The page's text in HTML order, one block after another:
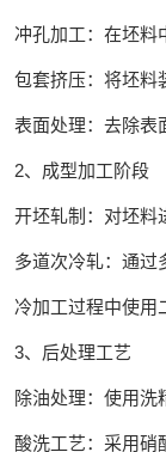
冲孔加工：在坯料
包套挤压：将坯料
表面处理：去除表
2、成型加工阶段‌
开坯轧制：对坯料
多道次冷轧：通过
冷加工过程中使用
3、后处理工艺‌
除油处理：使用洗
酸洗工艺：采用硝